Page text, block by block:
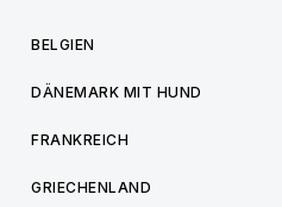
BELGIEN
DÄNEMARK MIT HUND
FRANKREICH
GRIECHENLAND